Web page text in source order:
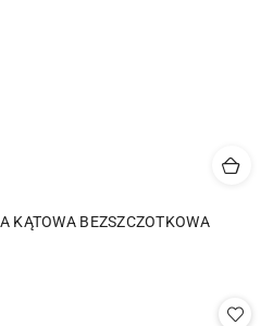
KĄTOWA BEZSZCZOTKOWA